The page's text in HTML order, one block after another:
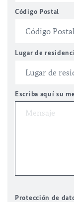
Código Postal
Lugar de
Escriba aquí su
Protección de